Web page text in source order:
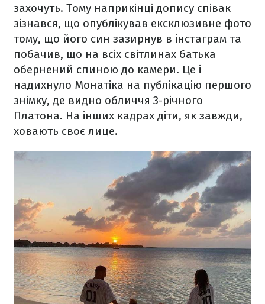
захочуть. Тому наприкінці допису співак
зізнався, що опублікував ексклюзивне фото
тому, що його син зазирнув в інстаграм та
побачив, що на всіх світлинах батька
обернений спиною до камери. Це і
надихнуло Монатіка на публікацію першого
знімку, де видно обличчя 3-річного
Платона. На інших кадрах діти, як завжди,
ховають своє лице.